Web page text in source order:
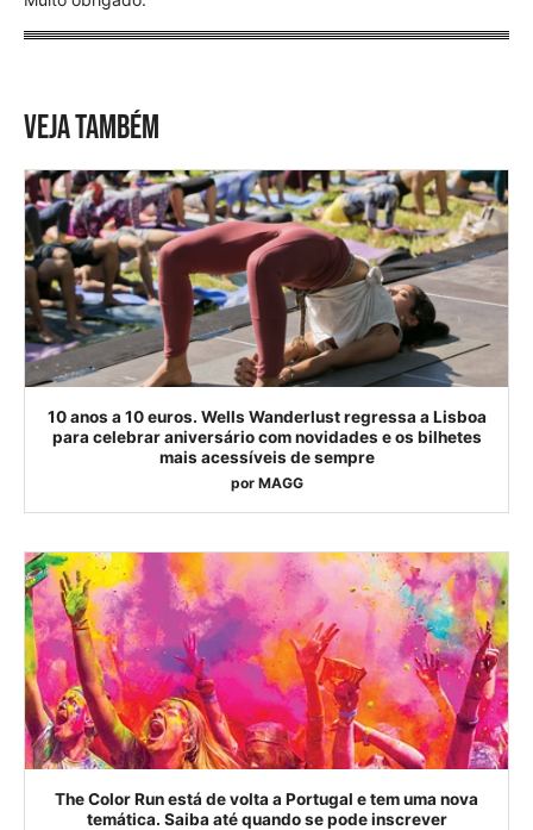
VEJA TAMBÉM
10 anos a 10 euros. Wells Wanderlust regressa a Lisboa
para celebrar aniversário com novidades e os bilhetes
mais acessíveis de sempre
por MAGG
The Color Run está de volta a Portugal e tem uma nova
temática. Saiba até quando se pode inscrever